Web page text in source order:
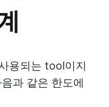
용되는 tool이지
과 같은 한도에